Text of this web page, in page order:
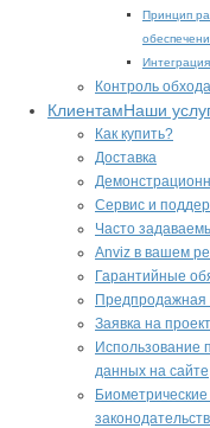
Принцип
Контроль обхода
КлиентамНаши
Как купить?
Доставка
Сервис и
Часто
Anviz в вашем
Гарантийные
Предпродажная
Заявка на проект
Использование
данных на сайте